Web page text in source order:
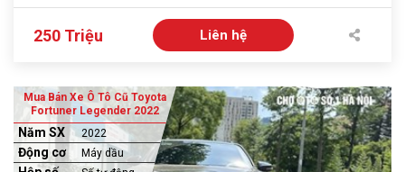
250 Triệu Liên hệ
Mua Bán Xe Ô Tô Cũ Toyota
Fortuner Legender 2022
Năm SX 2022
Động cơ Máy dầu